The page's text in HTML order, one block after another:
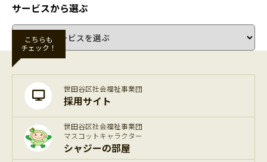
サービスから選ぶ
こちらも
チェック！
世田谷区社会福祉事業団
採用サイト
世田谷区社会福祉事業団
マスコットキャラクター
シャジーの部屋